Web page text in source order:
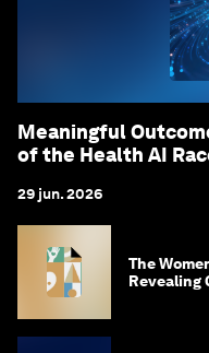
Meaningful
of the Health AI
29 jun. 2026
The
Revealing